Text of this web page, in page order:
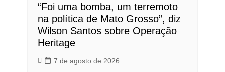
“Foi uma bomba, um terremoto
na política de Mato Grosso”, diz
Wilson Santos sobre Operação
Heritage
7 de agosto de 2026